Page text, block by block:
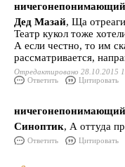
ничегонепонимающий
Дед Мазай, Ща
Театр кукол тоже
А если честно, то им
рассматривается,
Отредактировано 28.10.2015
Ответить
Цитировать
ничегонепонимающий
Синоптик, А оттуда
Ответить Цитировать